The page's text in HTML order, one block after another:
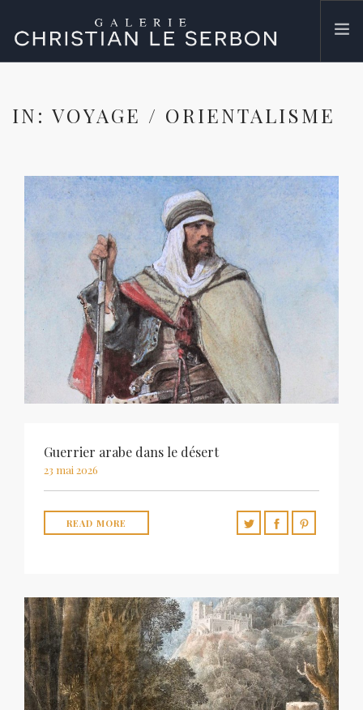
ŒUVRES
SEARCH SITE
IN: VOYAGE / ORIENTALISME
Guerrier arabe dans le désert
23 mai 2026
READ MORE